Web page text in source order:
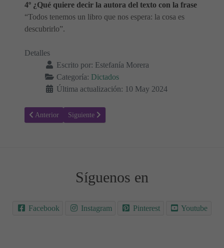
4º ¿Qué quiere decir la autora del texto con la frase
“Todos tenemos un libro que nos espera: la cosa es
descubrirlo”.
Detalles
Escrito por: Estefanía Morera
Categoría: Dictados
Última actualización: 10 May 2024
Artículo anterior: Textos para Resúmenes y Dictados para niños ✍🏻
Anterior Artículo siguiente: Textos para dictados ✍🏻
Siguiente
Síguenos en
Facebook Instagram Pinterest Youtube